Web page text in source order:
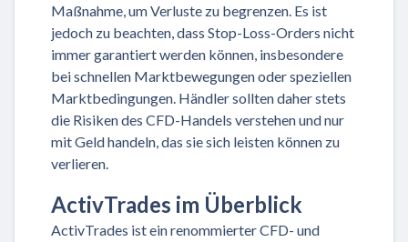
Maßnahme, um Verluste zu begrenzen. Es ist
jedoch zu beachten, dass Stop-Loss-Orders nicht
immer garantiert werden können, insbesondere
bei schnellen Marktbewegungen oder speziellen
Marktbedingungen. Händler sollten daher stets
die Risiken des CFD-Handels verstehen und nur
mit Geld handeln, das sie sich leisten können zu
verlieren.
ActivTrades im Überblick
ActivTrades ist ein renommierter CFD- und